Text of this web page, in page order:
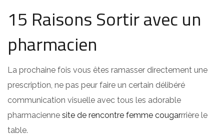
15 Raisons Sortir avec un
pharmacien
La prochaine fois vous êtes ramasser directement une
prescription, ne pas peur faire un certain délibéré
communication visuelle avec tous les adorable
pharmacienne site de rencontre femme cougarrrière le
table.